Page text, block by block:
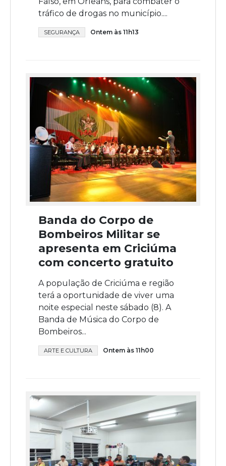
tráfico de drogas no município....
SEGURANÇA Ontem às 11h13
Banda do Corpo de
Bombeiros Militar se
apresenta em Criciúma
com concerto gratuito
A população de Criciúma e região
terá a oportunidade de viver uma
noite especial neste sábado (8). A
Banda de Música do Corpo de
Bombeiros...
ARTE E CULTURA Ontem às 11h00